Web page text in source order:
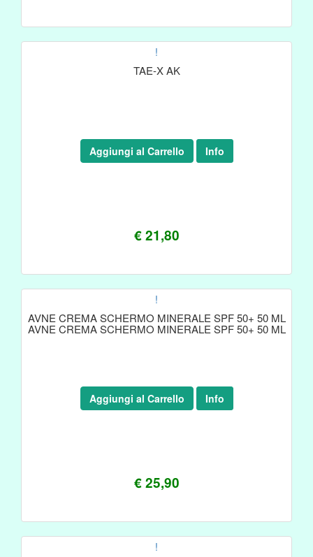
!
TAE-X AK
€ 21,80
Aggiungi al Carrello Info
!
AVNE CREMA SCHERMO MINERALE SPF 50+ 50 ML
AVNE CREMA SCHERMO MINERALE SPF 50+ 50 ML
€ 25,90
Aggiungi al Carrello Info
!